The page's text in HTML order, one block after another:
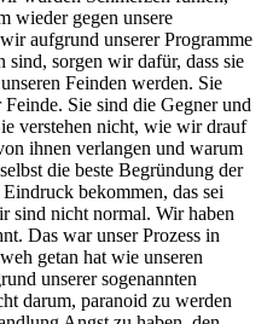
wieder gegen unsere
aufgrund unserer Programme
sorgen wir dafür, dass sie
Feinden werden. Sie
Sie sind die Gegner und
verstehen nicht, wie wir drauf
ihnen verlangen und warum
die beste Begründung der
bekommen, das sei
sind nicht normal. Wir haben
Das war unser Prozess in
getan hat wie unseren
unserer sogenannten
darum, paranoid zu werden